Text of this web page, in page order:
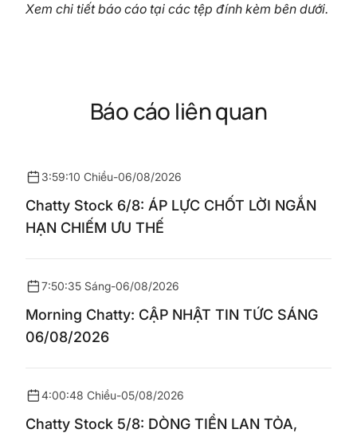
Xem chi tiết báo cáo tại các tệp đính kèm bên dưới.
Báo cáo liên quan
3:59:10 Chiều-06/08/2026
Chatty Stock 6/8: ÁP LỰC CHỐT LỜI NGẮN
HẠN CHIẾM ƯU THẾ
7:50:35 Sáng-06/08/2026
Morning Chatty: CẬP NHẬT TIN TỨC SÁNG
06/08/2026
4:00:48 Chiều-05/08/2026
Chatty Stock 5/8: DÒNG TIỀN LAN TỎA,